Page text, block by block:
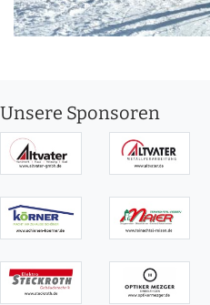
Unsere Sponsoren